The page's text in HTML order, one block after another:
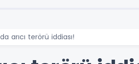
arıcı terörü iddiası!